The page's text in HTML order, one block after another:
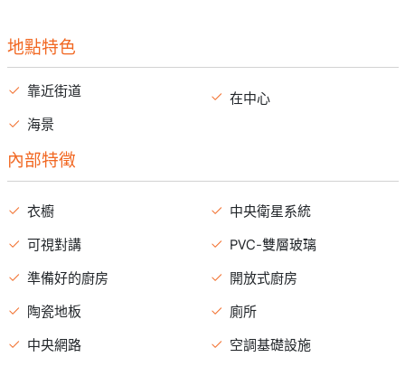
地點特色
靠近街道
海景
在中心
內部特徵
衣櫥
可視對講
準備好的廚房
陶瓷地板
中央網路
中央衛星系統
PVC-雙層玻璃
開放式廚房
廁所
空調基礎設施